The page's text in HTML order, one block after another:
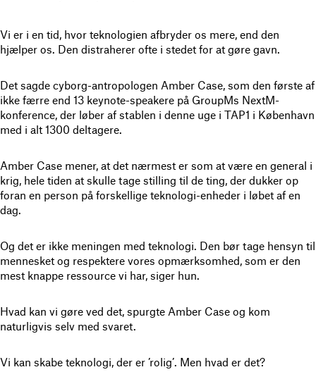
Vi er i en tid, hvor teknologien afbryder os mere, end den
hjælper os. Den distraherer ofte i stedet for at gøre gavn.
Det sagde cyborg-antropologen Amber Case, som den første af
ikke færre end 13 keynote-speakere på GroupMs NextM-
konference, der løber af stablen i denne uge i TAP1 i København
med i alt 1300 deltagere.
Amber Case mener, at det nærmest er som at være en general i
krig, hele tiden at skulle tage stilling til de ting, der dukker op
foran en person på forskellige teknologi-enheder i løbet af en
dag.
Og det er ikke meningen med teknologi. Den bør tage hensyn til
mennesket og respektere vores opmærksomhed, som er den
mest knappe ressource vi har, siger hun.
Hvad kan vi gøre ved det, spurgte Amber Case og kom
naturligvis selv med svaret.
Vi kan skabe teknologi, der er ’rolig’. Men hvad er det?